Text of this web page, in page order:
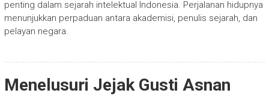
penting dalam sejarah intelektual Indonesia. Perjalanan hidupnya
menunjukkan perpaduan antara akademisi, penulis sejarah, dan
pelayan negara.
Menelusuri Jejak Gusti Asnan